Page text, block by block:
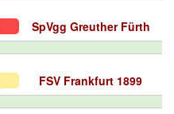
SpVgg Greuther Fürth
FSV Frankfurt 1899